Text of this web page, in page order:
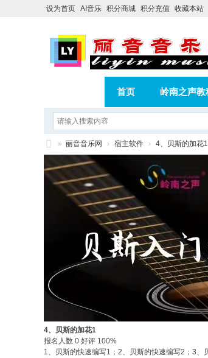
设为首页 AI音乐 积分商城 积分充值 收藏本站
首页 岭南之声教
相册 分享
» 丽音音乐网 › 宿主软件 › 4、贝斯的加花1
4、贝斯的加花1
报名人数 0 好评 100%
1、贝斯的快速编写1；2、贝斯的快速编写2；3、